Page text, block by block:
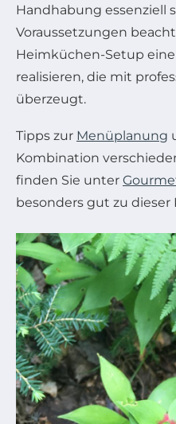
Handhabung essenziell
Voraussetzungen
Heimküchen-Setup
realisieren, die mit
überzeugt.
Tipps zur Menüplanung
Kombination
finden Sie unter
besonders gut zu